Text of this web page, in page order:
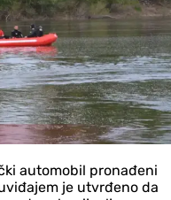
automobil pronađeni
je utvrđeno da